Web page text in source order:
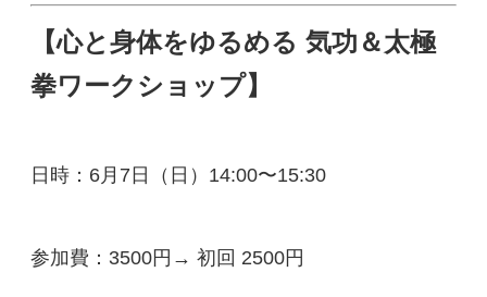
【心と身体をゆるめる 気功＆太極
拳ワークショップ】
日時：6月7日（日）14:00〜15:30
参加費：3500円→ 初回 2500円